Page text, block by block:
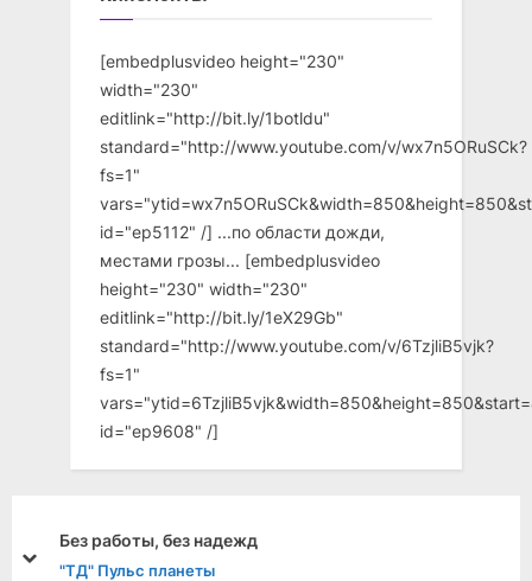
[embedplusvideo height="230"
width="230"
editlink="http://bit.ly/1botldu"
standard="http://www.youtube.com/v/wx7n5ORuSCk?
fs=1"
id="ep5112" /] ...по области дожди,
местами грозы... [embedplusvideo
height="230" width="230"
editlink="http://bit.ly/1eX29Gb"
standard="http://www.youtube.com/v/6TzjliB5vjk?
fs=1"
id="ep9608" /]
prev
next